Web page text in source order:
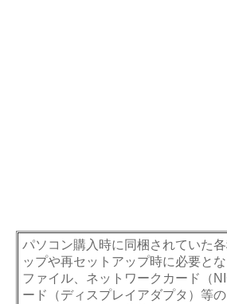
パソコン購入時に同梱されていた
ップや再セットアップ時に必要と
ファイル、ネットワークカード（
ード（ディスプレイアダプタ）等